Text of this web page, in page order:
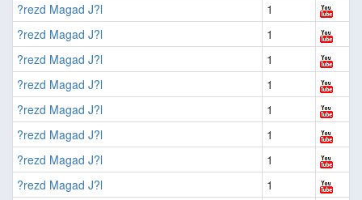
?rezd Magad J?l
1
?rezd Magad J?l
1
?rezd Magad J?l
1
?rezd Magad J?l
1
?rezd Magad J?l
1
?rezd Magad J?l
1
?rezd Magad J?l
1
?rezd Magad J?l
1